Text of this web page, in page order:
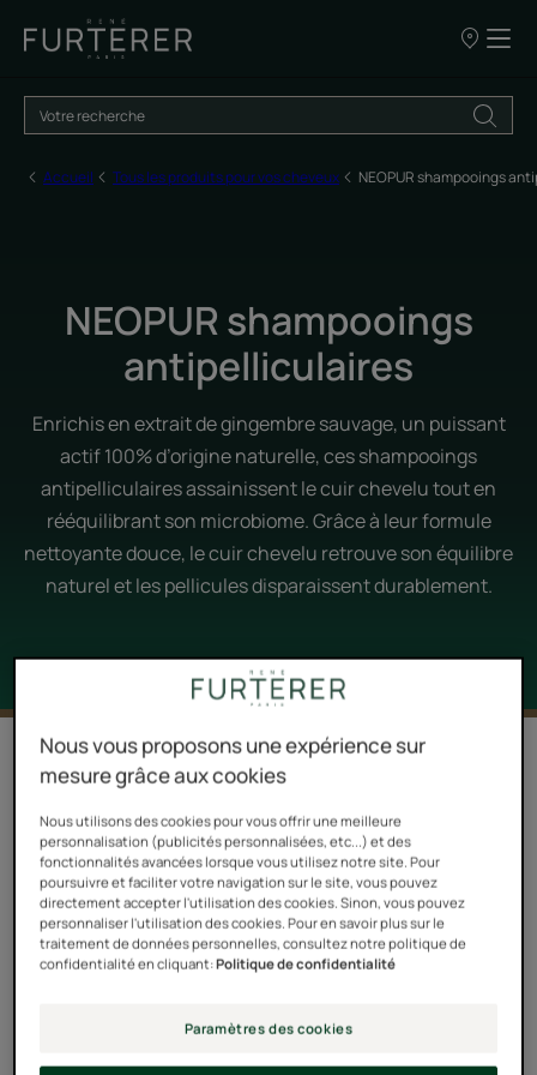
Nos
vente
Accueil Tous les produits pour vos cheveux NEOPUR shampooings
NEOPUR shampooings
antipelliculaires
Enrichis en extrait de gingembre sauvage, un puissant
actif 100% d’origine naturelle, ces shampooings
antipelliculaires assainissent le cuir chevelu tout en
rééquilibrant son microbiome. Grâce à leur formule
nettoyante douce, le cuir chevelu retrouve son équilibre
naturel et les pellicules disparaissent durablement.
2 résultats pour "NEOPUR
shampooings antipelliculaires"
NEOPUR, c’est le rituel antipelliculaire par excellence.
Son rôle est de rééquilibrer le cuir chevelu. Il apporte
une réponse courte et claire à la problématique des
états pelliculaires avec 2 shampooings adaptés à la
nature des pellicules et du cuir chevelu :
Le shampooing antipelliculaire équilibrant pour pellicules
Nous vous proposons une expérience sur
mesure grâce aux cookies
Nous utilisons des cookies pour vous offrir une meilleure
personnalisation (publicités personnalisées, etc...) et des
fonctionnalités avancées lorsque vous utilisez notre site. Pour
poursuivre et faciliter votre navigation sur le site, vous pouvez
directement accepter l'utilisation des cookies. Sinon, vous pouvez
personnaliser l'utilisation des cookies. Pour en savoir plus sur le
traitement de données personnelles, consultez notre politique de
confidentialité en cliquant:Politique de confidentialité
Paramètres des cookies